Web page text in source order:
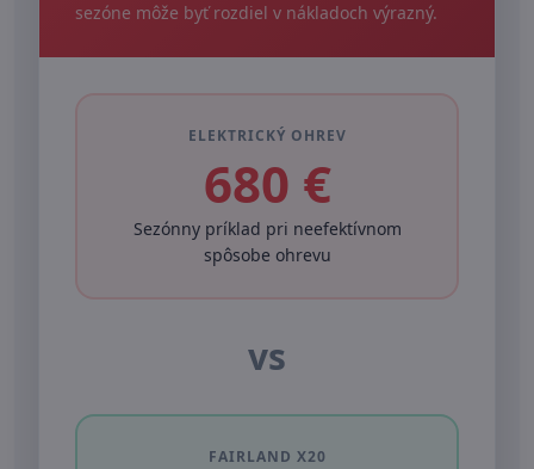
sezóne môže byť rozdiel v nákladoch výrazný.
ELEKTRICKÝ OHREV
680 €
Sezónny príklad pri neefektívnom
spôsobe ohrevu
vs
FAIRLAND X20